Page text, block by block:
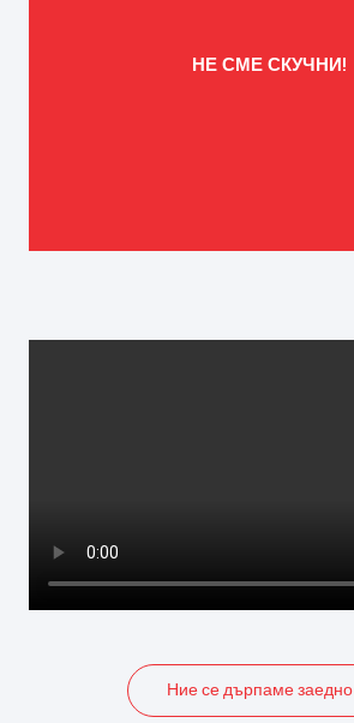
НЕ СМЕ СКУЧНИ!
Ние се дърпаме заедно